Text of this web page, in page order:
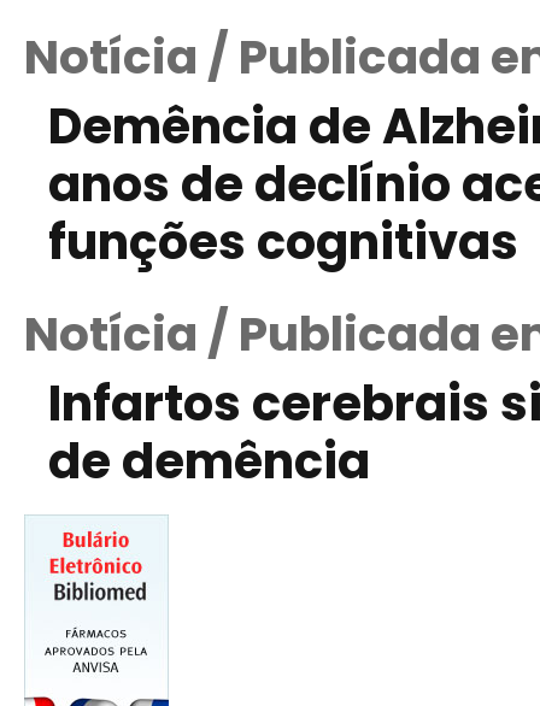
Notícia / Publicada
Demência de
anos de declínio
funções cognitivas
Notícia / Publicada
Infartos cerebrais
de demência